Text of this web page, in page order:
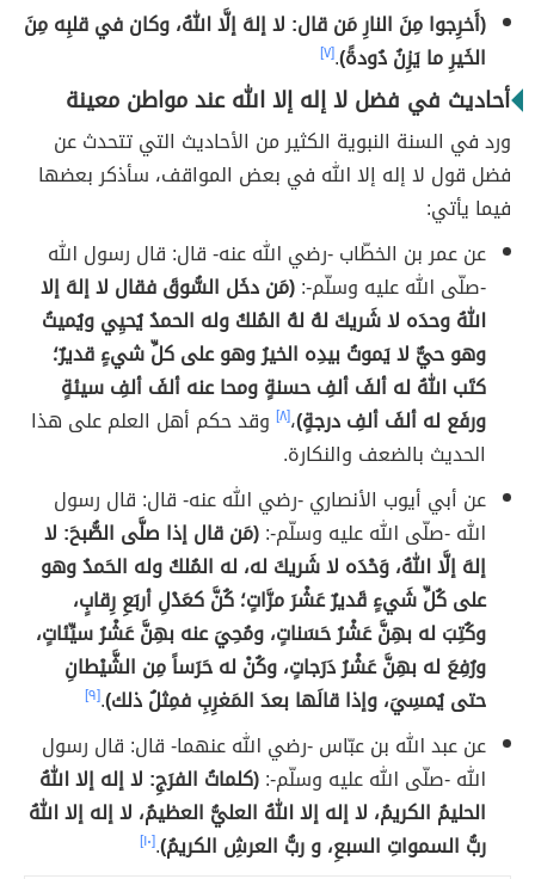
(أَخرِجوا مِنَ النارِ مَن قال: لا إلهَ إلَّا اللهُ، وكان في قلبِه مِنَ
الخَيرِ ما يَزِنُ دُودةً).[٧]
أحاديث في فضل لا إله إلا الله عند مواطن معينة
ورد في السنة النبوية الكثير من الأحاديث التي تتحدث عن
فضل قول لا إله إلا الله في بعض المواقف، سأذكر بعضها
فيما يأتي:
عن عمر بن الخطّاب -رضي الله عنه- قال: قال رسول الله
-صلّى الله عليه وسلّم-:(مَن دخَل السُّوقَ فقال لا إلهَ إلا
اللهُ وحدَه لا شَريكَ لهُ لهُ المُلكُ وله الحمدُ يُحيِي ويُميتُ
وهو حيٌّ لا يَموتُ بيدِه الخيرُ وهو على كلِّ شيءٍ قديرٌ؛
كتَب اللهُ له ألفَ ألفِ حسنةٍ ومحا عنه ألفَ ألفِ سيئةٍ
ورفَع له ألفَ ألفِ درجةٍ)،[٨] وقد حكم أهل العلم على هذا
الحديث بالضعف والنكارة.
عن أبي أيوب الأنصاري -رضي الله عنه- قال: قال رسول
الله -صلّى الله عليه وسلّم-:(مَن قال إذا صلَّى الصُّبحَ: لا
إلهَ إلَّا اللهُ، وَحْدَه لا شَريكَ له، له المُلكُ وله الحَمدُ وهو
على كُلِّ شَيءٍ قَديرٌ عَشْرَ مرَّاتٍ؛ كُنَّ كعَدْلِ أربَعِ رِقابٍ،
وكُتِبَ له بهِنَّ عَشْرُ حَسَناتٍ، ومُحِيَ عنه بهِنَّ عَشْرُ سيِّئاتٍ،
ورُفِعَ له بهِنَّ عَشْرُ دَرَجاتٍ، وكُنْ له حَرَساً مِن الشَّيْطانِ
حتى يُمسِيَ، وإذا قالَها بعدَ المَغرِبِ فمِثلُ ذلك).[٩]
عن عبد الله بن عبّاس -رضي الله عنهما- قال: قال رسول
الله -صلّى الله عليه وسلّم-:(كلماتُ الفرَجِ: لا إله إلا اللهُ
الحليمُ الكريمُ، لا إله إلا اللهُ العليُّ العظيمُ، لا إله إلا اللهُ
ربُّ السمواتِ السبعِ، و ربُّ العرشِ الكريمُ).[١٠]